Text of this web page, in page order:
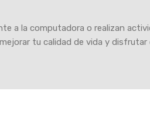
a la computadora o realizan
tu calidad de vida y